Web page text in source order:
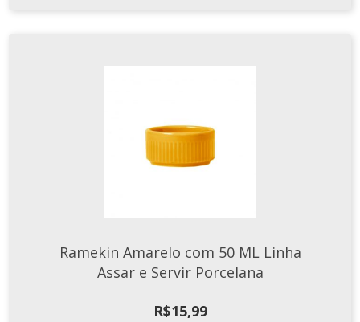
Ramekin Amarelo com 50 ML Linha
Assar e Servir Porcelana
R$15,99